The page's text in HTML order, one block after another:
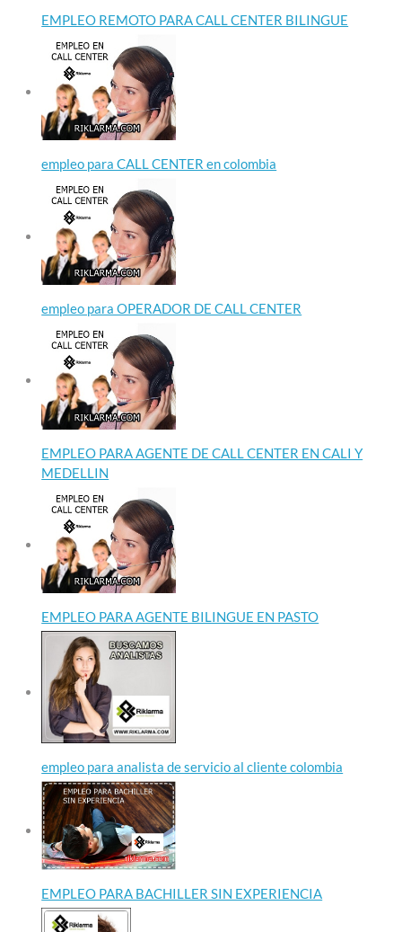
EMPLEO REMOTO PARA CALL CENTER BILINGUE
empleo para CALL CENTER en colombia
empleo para OPERADOR DE CALL CENTER
EMPLEO PARA AGENTE DE CALL CENTER EN CALI Y
MEDELLIN
EMPLEO PARA AGENTE BILINGUE EN PASTO
empleo para analista de servicio al cliente colombia
EMPLEO PARA BACHILLER SIN EXPERIENCIA